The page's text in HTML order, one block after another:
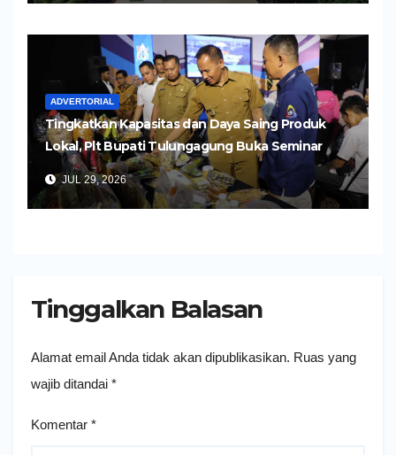
ADVERTORIAL
Tingkatkan Kapasitas dan Daya Saing Produk
Lokal, Plt Bupati Tulungagung Buka Seminar
Impor dan Ekspor Produk UMKM
JUL 29, 2026
Tinggalkan Balasan
Alamat email Anda tidak akan dipublikasikan. Ruas yang
wajib ditandai *
Komentar *